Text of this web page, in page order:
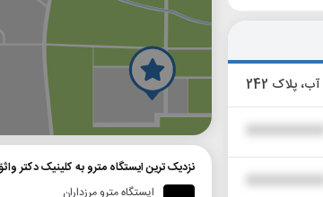
XXXXXXXXXX
XXXXXXXXXX
نزدیک ترین ایستگاه مترو به کلینیک دکتر
ایستگاه مترو مرزداران